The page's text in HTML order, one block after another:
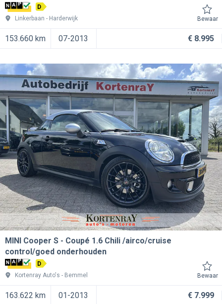
D
Linkerbaan
Harderwijk Bewaar
153.660 km 07-2013 € 8.995
MINI Cooper S
Coupé 1.6 Chili /airco/cruise
control/goed onderhouden
D
Kortenray Auto's
Bemmel Bewaar
163.622 km 01-2013 € 7.999